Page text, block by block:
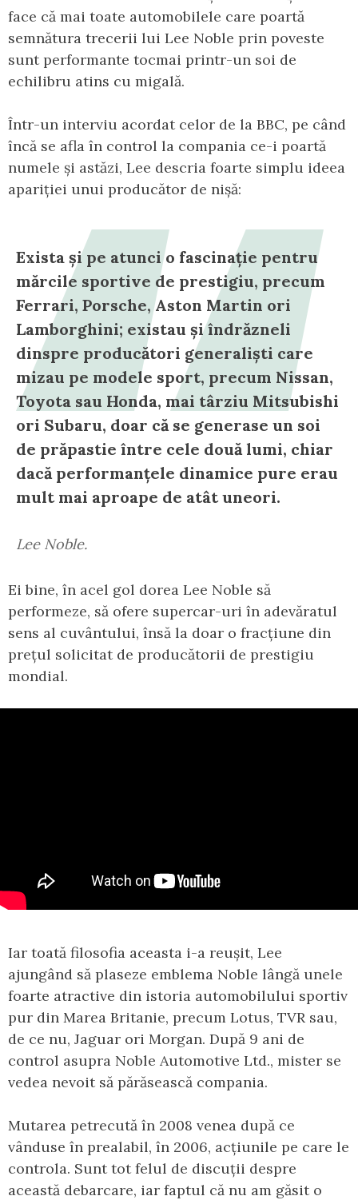
face că mai toate automobilele care poartă
semnătura trecerii lui Lee Noble prin poveste
sunt performante tocmai printr-un soi de
echilibru atins cu migală.
Într-un interviu acordat celor de la BBC, pe când
încă se afla în control la compania ce-i poartă
numele și astăzi, Lee descria foarte simplu ideea
apariției unui producător de nișă:
Exista și pe atunci o fascinație pentru
mărcile sportive de prestigiu, precum
Ferrari, Porsche, Aston Martin ori
Lamborghini; existau și îndrăzneli
dinspre producători generaliști care
mizau pe modele sport, precum Nissan,
Toyota sau Honda, mai târziu Mitsubishi
ori Subaru, doar că se generase un soi
de prăpastie între cele două lumi, chiar
dacă performanțele dinamice pure erau
mult mai aproape de atât uneori.
Lee Noble.
Ei bine, în acel gol dorea Lee Noble să
performeze, să ofere supercar-uri în adevăratul
sens al cuvântului, însă la doar o fracțiune din
prețul solicitat de producătorii de prestigiu
mondial.
Iar toată filosofia aceasta i-a reușit, Lee
ajungând să plaseze emblema Noble lângă unele
foarte atractive din istoria automobilului sportiv
pur din Marea Britanie, precum Lotus, TVR sau,
de ce nu, Jaguar ori Morgan. După 9 ani de
control asupra Noble Automotive Ltd., mister se
vedea nevoit să părăsească compania.
Mutarea petrecută în 2008 venea după ce
vânduse în prealabil, în 2006, acțiunile pe care le
controla. Sunt tot felul de discuții despre
această debarcare, iar faptul că nu am găsit o